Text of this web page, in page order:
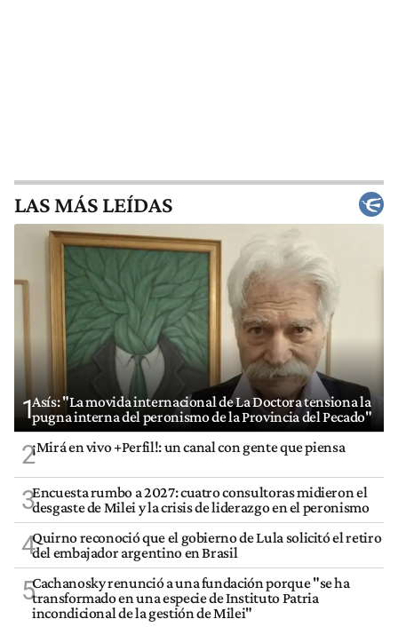
LAS MÁS LEÍDAS
1Asís: "La movida internacional de La Doctora tensiona la
pugna interna del peronismo de la Provincia del Pecado"
2¡Mirá en vivo +Perfil!: un canal con gente que piensa
3Encuesta rumbo a 2027: cuatro consultoras midieron el
desgaste de Milei y la crisis de liderazgo en el peronismo
4Quirno reconoció que el gobierno de Lula solicitó el retiro
del embajador argentino en Brasil
5Cachanosky renunció a una fundación porque "se ha
transformado en una especie de Instituto Patria
incondicional de la gestión de Milei"